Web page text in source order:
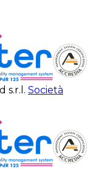
s.r.l. Società